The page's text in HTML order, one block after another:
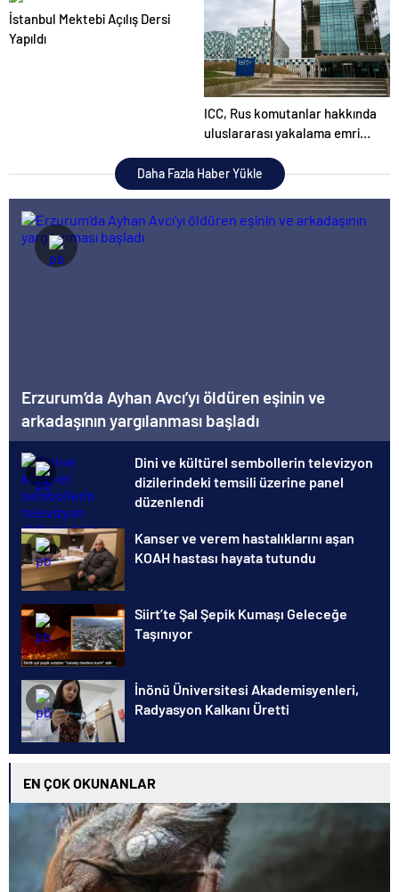
İstanbul Mektebi Açılış Dersi
Yapıldı
ICC, Rus komutanlar hakkında
uluslararası yakalama emri
Daha Fazla Haber Yükle
Erzurum’da Ayhan Avcı’yı öldüren eşinin ve
arkadaşının yargılanması başladı
Dini ve kültürel sembollerin televizyon
dizilerindeki temsili üzerine panel
düzenlendi
Kanser ve verem hastalıklarını aşan
KOAH hastası hayata tutundu
Siirt’te Şal Şepik Kumaşı Geleceğe
Taşınıyor
İnönü Üniversitesi Akademisyenleri,
Radyasyon Kalkanı Üretti
EN ÇOK OKUNANLAR